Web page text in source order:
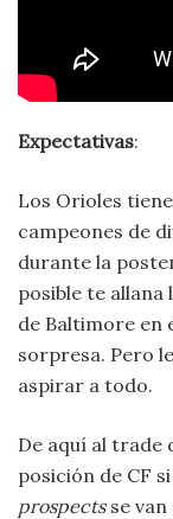
Expectativas:
Los Orioles
campeones de
durante la
posible te allana
de Baltimore en
sorpresa. Pero
aspirar a todo.
De aquí al trade
posición de CF
prospectsse van